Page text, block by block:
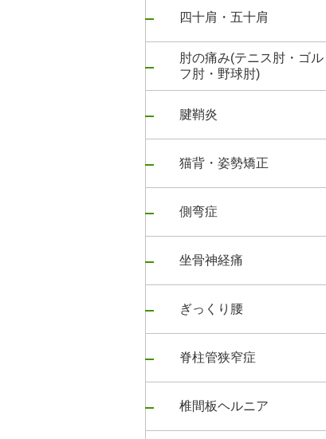
四十肩・五十肩
肘の痛み(テニス肘・ゴル
フ肘・野球肘)
腱鞘炎
猫背・姿勢矯正
側弯症
坐骨神経痛
ぎっくり腰
脊柱管狭窄症
椎間板ヘルニア